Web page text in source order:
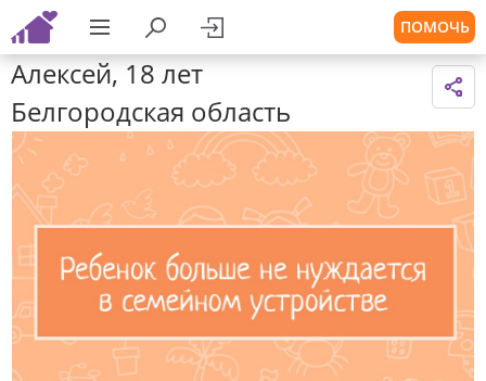
ПОМОЧЬ
Алексей, 18 лет
Белгородская область